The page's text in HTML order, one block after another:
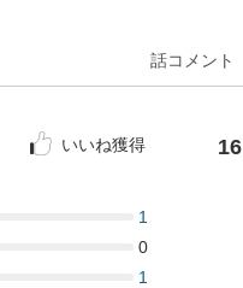
話コメント
いいね獲得 16
1
0
1